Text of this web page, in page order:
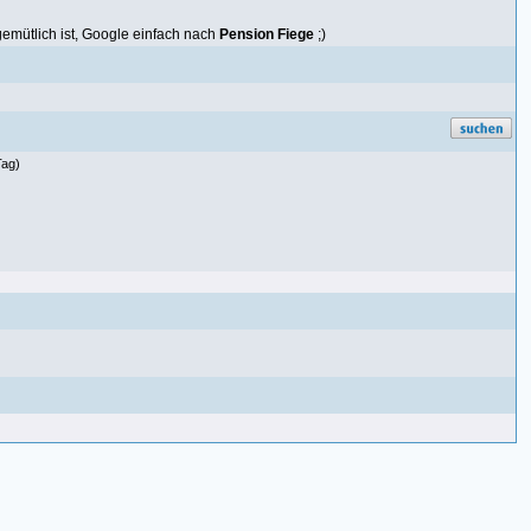
ist, Google einfach nach Pension Fiege ;)